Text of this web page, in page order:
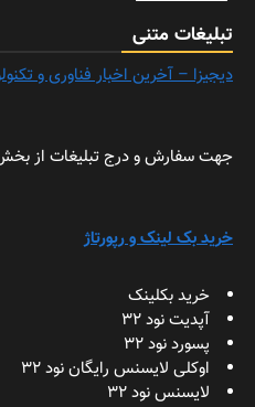
تبلیغات متنی
دیجیزا – آخرین اخبار فناوری و
جهت سفارش و درج تبلیغات از
خرید بک لینک و رپورتاژ
خرید بکلینک
آپدیت نود 32
پسورد نود 32
اوکلی لایسنس رایگان نود 32
لایسنس نود 32